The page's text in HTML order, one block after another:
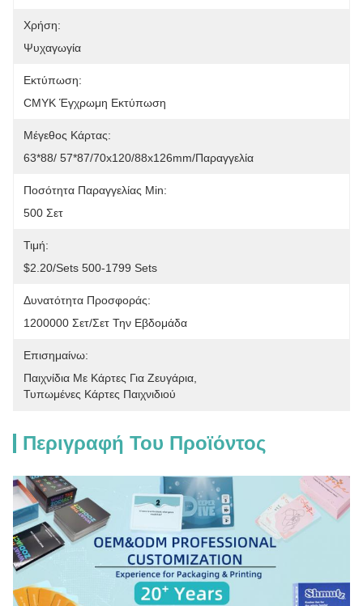
Χρήση:
Ψυχαγωγία
Εκτύπωση:
CMYK Έγχρωμη Εκτύπωση
Μέγεθος Κάρτας:
63*88/ 57*87/70x120/88x126mm/Παραγγελία
Ποσότητα Παραγγελίας Min:
500 Σετ
Τιμή:
$2.20/sets 500-1799 Sets
Δυνατότητα Προσφοράς:
1200000 Σετ/σετ Την Εβδομάδα
Επισημαίνω:
Παιχνίδια Με Κάρτες Για Ζευγάρια
Τυπωμένες Κάρτες Παιχνιδιού
Περιγραφή Του Προϊόντος